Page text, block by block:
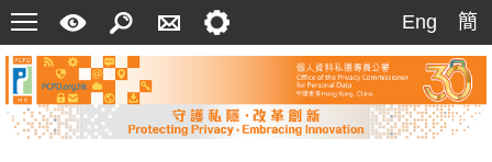
菜
單
速
指
南
索
絡
我
定
Eng
簡
簡